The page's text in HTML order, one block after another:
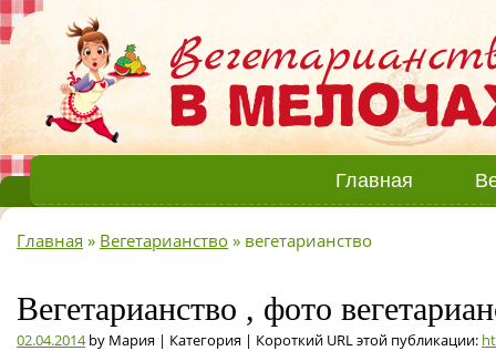
Главная
Главная » Вегетарианство » вегетарианство
Вегетарианство , фото
02.04.2014by Мария | Категория | Короткий URL этой публикации: